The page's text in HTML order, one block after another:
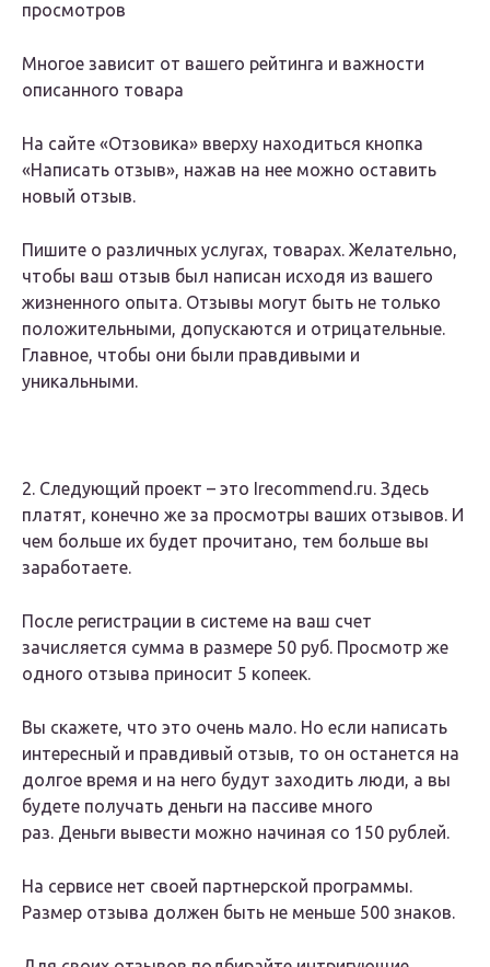
просмотров
Многое зависит от вашего рейтинга и важности
описанного товара
На сайте «Отзовика» вверху находиться кнопка
«Написать отзыв», нажав на нее можно оставить
новый отзыв.
Пишите о различных услугах, товарах. Желательно,
чтобы ваш отзыв был написан исходя из вашего
жизненного опыта. Отзывы могут быть не только
положительными, допускаются и отрицательные.
Главное, чтобы они были правдивыми и
уникальными.
2. Следующий проект – это Irecommend.ru. Здесь
платят, конечно же за просмотры ваших отзывов. И
чем больше их будет прочитано, тем больше вы
заработаете.
После регистрации в системе на ваш счет
зачисляется сумма в размере 50 руб. Просмотр же
одного отзыва приносит 5 копеек.
Вы скажете, что это очень мало. Но если написать
интересный и правдивый отзыв, то он останется на
долгое время и на него будут заходить люди, а вы
будете получать деньги на пассиве много
раз. Деньги вывести можно начиная со 150 рублей.
На сервисе нет своей партнерской программы.
Размер отзыва должен быть не меньше 500 знаков.